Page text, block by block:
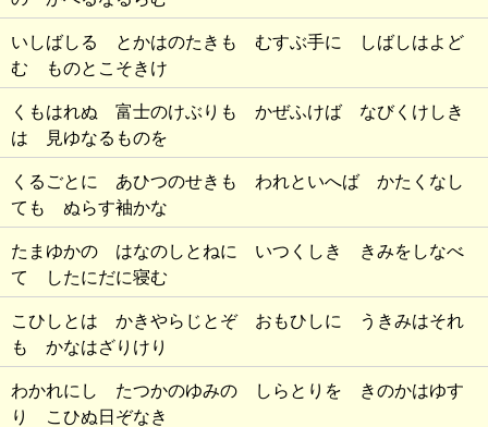
いしばしる とかはのたきも むすぶ手に しばしはよど
む ものとこそきけ
くもはれぬ 富士のけぶりも かぜふけば なびくけしき
は 見ゆなるものを
くるごとに あひつのせきも われといへば かたくなし
ても ぬらす袖かな
たまゆかの はなのしとねに いつくしき きみをしなべ
て したにだに寝む
こひしとは かきやらじとぞ おもひしに うきみはそれ
も かなはざりけり
わかれにし たつかのゆみの しらとりを きのかはゆす
り こひぬ日ぞなき